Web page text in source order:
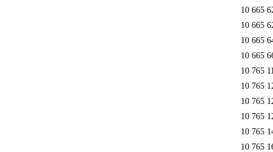
10 665
10 665
10 665
10 665
10 765
10 765
10 765
10 765
10 765
10 765